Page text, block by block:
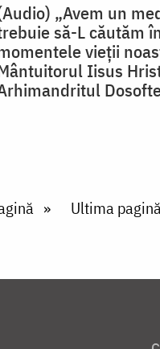
„Avem un
să-L căutăm
vieţii
Iisus
Last page
Ultima